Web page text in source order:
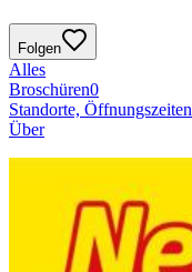
Folgen
Alles
Broschüren0
Standorte, Öffnungszeiten
Über